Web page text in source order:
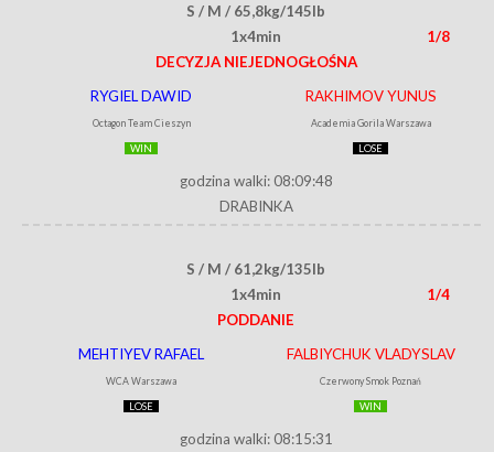
S / M / 65,8kg/145lb
1x4min
1/8
DECYZJA NIEJEDNOGŁOŚNA
RYGIEL DAWID
Octagon Team Cieszyn
WIN
RAKHIMOV YUNUS
Academia Gorila Warszawa
LOSE
godzina walki: 08:09:48
DRABINKA
S / M / 61,2kg/135lb
1x4min
1/4
PODDANIE
MEHTIYEV RAFAEL
WCA Warszawa
LOSE
FALBIYCHUK VLADYSLAV
Czerwony Smok Poznań
WIN
godzina walki: 08:15:31